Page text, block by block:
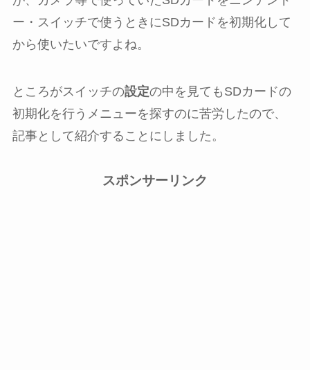
ー・スイッチで使うときにSDカードを初期化して
から使いたいですよね。
ところがスイッチの設定の中を見てもSDカードの
初期化を行うメニューを探すのに苦労したので、
記事として紹介することにしました。
スポンサーリンク